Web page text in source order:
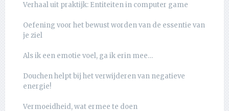
Verhaal uit praktijk: Entiteiten in computer game
Oefening voor het bewust worden van de essentie van
je ziel
Als ik een emotie voel, ga ik erin mee…
Douchen helpt bij het verwijderen van negatieve
energie!
Vermoeidheid, wat ermee te doen